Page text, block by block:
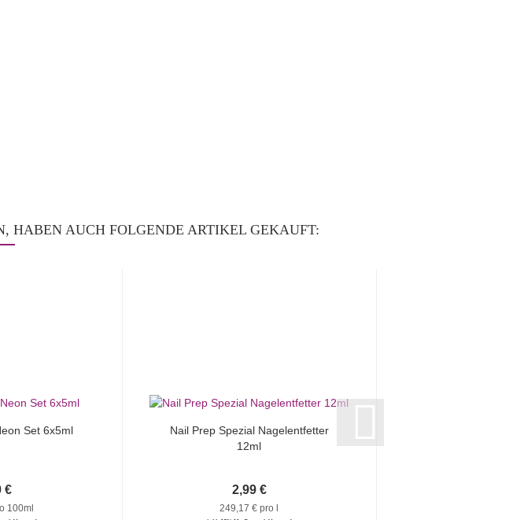
HABEN AUCH FOLGENDE ARTIKEL GEKAUFT:
Set 6x5ml
€
100ml
Nail Prep Spezial Nagelentfetter
12ml
2,99 €
249,17 € pro l